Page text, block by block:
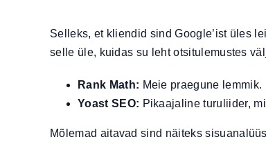
Selleks, et kliendid sind Google’ist üles
selle üle, kuidas su leht otsitulemustes
Rank Math: Meie praegune
Yoast SEO: Pikaajaline turuliider,
Mõlemad aitavad sind näiteks